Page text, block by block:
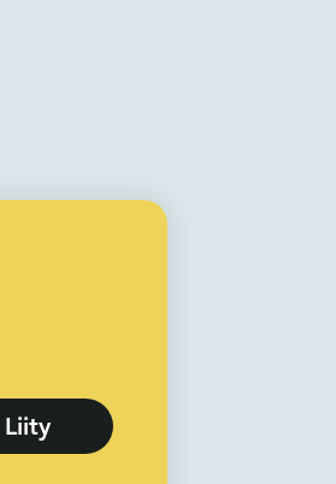
Liity